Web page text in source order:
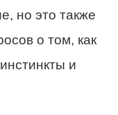
но это также
о том, как
и